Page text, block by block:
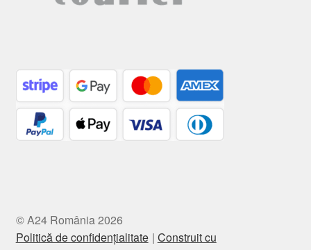
© A24 România 2026
Politică de confidențialitate Construit cu